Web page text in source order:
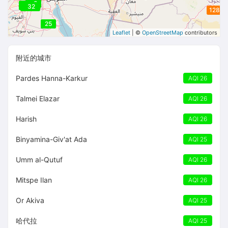
25
128
30
25
34
3731
34
3732
Leaflet | © OpenStreetMapcontributors
附近的城市
Pardes Hanna-Karkur AQI 26
Talmei Elazar AQI 26
Harish AQI 26
Binyamina-Giv'at Ada AQI 25
Umm al-Qutuf AQI 26
Mitspe Ilan AQI 26
Or Akiva AQI 25
哈代拉 AQI 25